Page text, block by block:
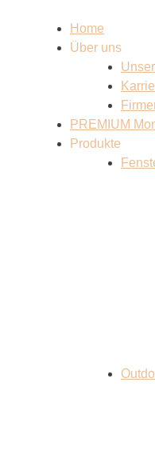
Home
Über uns
PREMIUM
Produkte